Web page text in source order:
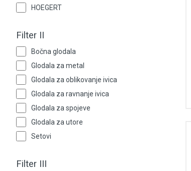
RASPRODAJA
Tehnička hemija i kućni program
Videonadzor
Vijčana roba
HOEGERT
Filter II
Bočna glodala
Glodala za metal
Glodala za oblikovanje ivica
Glodala za ravnanje ivica
Glodala za spojeve
Glodala za utore
Setovi
Filter III